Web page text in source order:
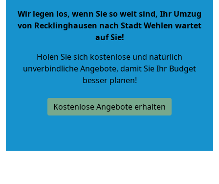
Wir legen los, wenn Sie so weit sind, Ihr Umzug
von Recklinghausen nach Stadt Wehlen wartet
auf Sie!
Holen Sie sich kostenlose und natürlich
unverbindliche Angebote, damit Sie Ihr Budget
besser planen!
Kostenlose Angebote erhalten